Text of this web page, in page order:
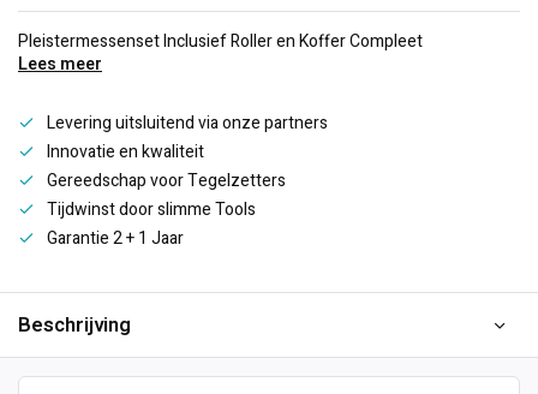
Pleistermessenset Inclusief Roller en Koffer Compleet
Lees meer
Levering uitsluitend via onze partners
Innovatie en kwaliteit
Gereedschap voor Tegelzetters
Tijdwinst door slimme Tools
Garantie 2 + 1 Jaar
Beschrijving